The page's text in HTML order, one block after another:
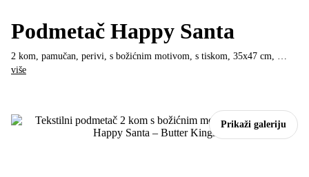
Prikaži galeriju
Podmetač Happy Santa
2 kom, pamučan, perivi, s božićnim motivom, s tiskom, 35x47 cm, …
više